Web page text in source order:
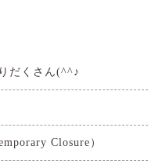
だくさん(^^♪
Closure）